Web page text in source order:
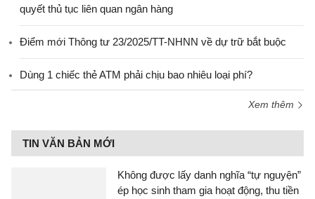
quyết thủ tục liên quan ngân hàng
Điểm mới Thông tư 23/2025/TT-NHNN về dự trữ bắt buộc
Dùng 1 chiếc thẻ ATM phải chịu bao nhiêu loại phí?
Xem thêm
TIN VĂN BẢN MỚI
Không được lấy danh nghĩa “tự nguyện”
ép học sinh tham gia hoạt động, thu tiền